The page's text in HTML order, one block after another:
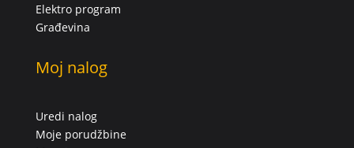
Elektro program
Građevina
Moj nalog
Uredi nalog
Moje porudžbine